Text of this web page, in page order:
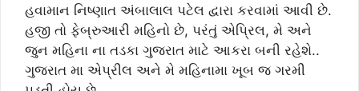
હવામાન નિષ્ણાત અંબાલાલ પટેલ દ્વારા કરવામાં આવી છે.
હજી તો ફેબ્રુઆરી મહિનો છે, પરંતું એપ્રિલ, મે અને
જુન મહિના ના તડકા ગુજરાત માટે આકરા બની રહેશે..
ગુજરાત મા એપ્રીલ અને મે મહિનામા ખૂબ જ ગરમી